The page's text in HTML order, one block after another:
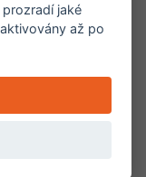
roku
ordinace
– 2017/2019
s.r.o.
– Chodov
či jeho částí
jaké
až po